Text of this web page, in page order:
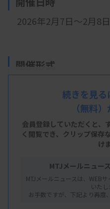
2026年2月7日～2月8日
開催形式
会 場
大分平松総合医療専門
大分県大分市千代町1丁目
続きを見
（無料
会員登録していただくと、
く閲覧でき、 クリップ保存
け
MTJメールニュー
MTJメールニュースは、WEB
いたし
お手数ですが、下記より再度